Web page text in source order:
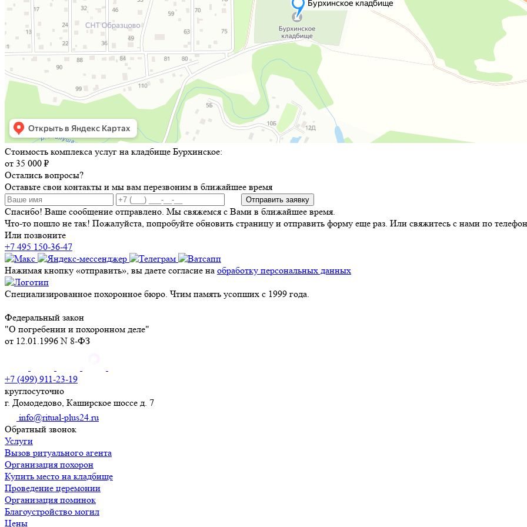
Стоимость комплекса услуг на кладбище Бурхинское:
от 35 000 ₽
Остались вопросы?
Оставьте свои контакты и мы вам перезвоним в ближайшее время
Отправить заявку
Спасибо! Ваше сообщение отправлено. Мы свяжемся с Вами в ближайшее время.
Что-то пошло не так! Пожалуйста, попробуйте обновить страницу и отправить форму еще раз. Или свяжитесь с нами по
Или позвоните
+7 495 150-36-47
Нажимая кнопку «отправить», вы даете согласие на обработку персональных данных
Специализированное похоронное бюро. Чтим память усопших с 1999 года.
Федеральный закон
"О погребении и похоронном деле"
от 12.01.1996 N 8-ФЗ
+7 (499) 911-23-19
круглосуточно
г. Домодедово, Каширское шоссе д. 7
info@ritual-plus24.ru
Обратный звонок
Услуги
Вызов ритуального агента
Организация похорон
Купить место на кладбище
Проведение церемонии
Организация поминок
Благоустройство могил
Цены